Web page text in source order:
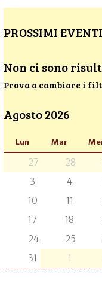
PROSSIMI EVENTI
Non ci sono
Prova a cambiare i
Agosto 2026
Lun Mar
27 28
3
4
10
11
17
18
24
25
31
1